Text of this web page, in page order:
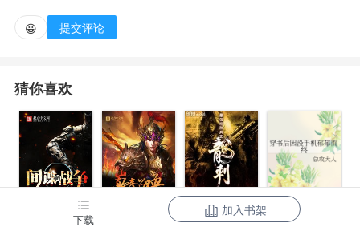
而乡野豪强，阡陌纵横，广厦相连，安坐朱门，居陪
帷幄，使草莽志士壅塞。
他问小民何辜？答：“小民从来生来艰。”他就想问一
句：“从来如此，它就对吗”所以他张冲，就要用手中这
汉犁，再翻整一遍天下。
😀 提交评论
猜你喜欢
最强特种兵之
穿书后因没手
下载
加入书架